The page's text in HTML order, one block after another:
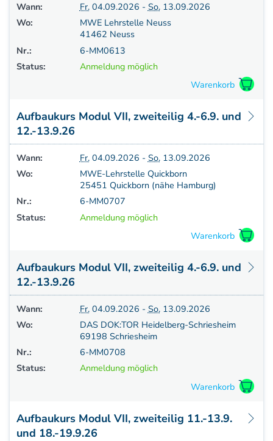
Wann: Fr.04.09.2026 - So.13.09.2026
Wo:
MWE Lehrstelle Neuss
41462 Neuss
Nr.:
6-MM0613
Status:
Anmeldung möglich
Aufbaukurs Modul VII, zweiteilig 4.-6.9. und
12.-13.9.26
Wann: Fr.04.09.2026 - So.13.09.2026
Wo:
MWE-Lehrstelle Quickborn
25451 Quickborn (nähe Hamburg)
Nr.:
6-MM0707
Status:
Anmeldung möglich
Aufbaukurs Modul VII, zweiteilig 4.-6.9. und
12.-13.9.26
Wann: Fr.04.09.2026 - So.13.09.2026
Wo:
DAS DOK:TOR Heidelberg-Schriesheim
69198 Schriesheim
Nr.:
6-MM0708
Status:
Anmeldung möglich
Aufbaukurs Modul VII, zweiteilig 11.-13.9.
und 18.-19.9.26